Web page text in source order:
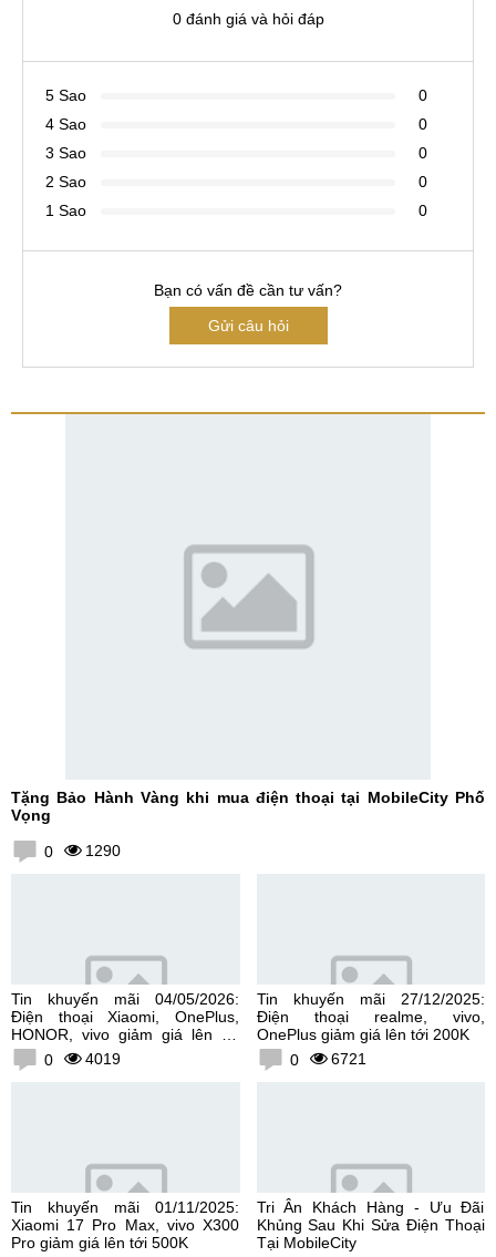
0 đánh giá và hỏi đáp
5 Sao
0
4 Sao
0
3 Sao
0
2 Sao
0
1 Sao
0
Bạn có vấn đề cần tư vấn?
Gửi câu hỏi
Tặng Bảo Hành Vàng khi mua điện thoại tại MobileCity Phố
Vọng
0 1290
Tin khuyến mãi 04/05/2026:
Điện thoại Xiaomi, OnePlus,
HONOR, vivo giảm giá lên tới
300K0 4019
Tin khuyến mãi 27/12/2025:
Điện thoại realme, vivo,
OnePlus giảm giá lên tới 200K
0
6721
Tin khuyến mãi 01/11/2025:
Xiaomi 17 Pro Max, vivo X300
Pro giảm giá lên tới 500K
Tri Ân Khách Hàng - Ưu Đãi
Khủng Sau Khi Sửa Điện Thoại
Tại MobileCity